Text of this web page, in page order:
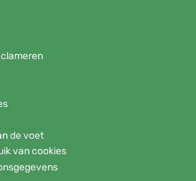
de voet
van cookies